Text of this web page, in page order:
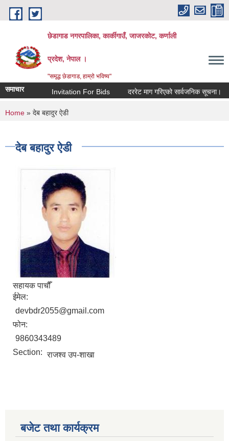
Skip to main content
छेडागाड नगरपालिका, कार्कीगाउँ, जाजरकाेट, कर्णाली
प्रदेश, नेपाल ।
"समृद्ध छेडागाड, हाम्रो भविष्य"
समाचार Invitation For Bids दररेट माग गरिएको सार्वजनिक सूचना।
You are here
Home » देब बहादुर ऐडी
देब बहादुर ऐडी
सहायक पाचौँ
ईमेल:
devbdr2055@gmail.com
फोन:
9860343489
Section: राजश्व उप-शाखा
बजेट तथा कार्यक्रम